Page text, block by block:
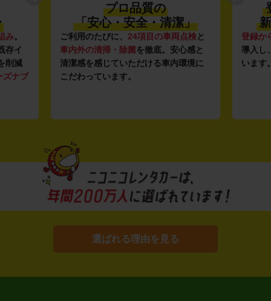
み。
存イ
削減
ズナブ
プロ品質の
「安心・安全・清潔」
ご利用のたびに、 24項目の車両点検と
車内外の清掃・除菌を徹底。安心感と
清潔感を感じていただける車内環境に
こだわっています。
登録か
導入し
います
選ばれる理由を見る